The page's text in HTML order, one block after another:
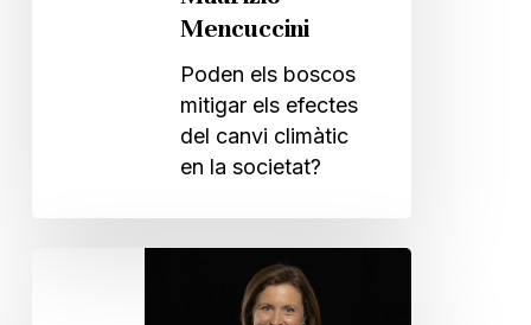
Mencuccini
Poden els boscos
mitigar els efectes
del canvi climàtic
en la societat?